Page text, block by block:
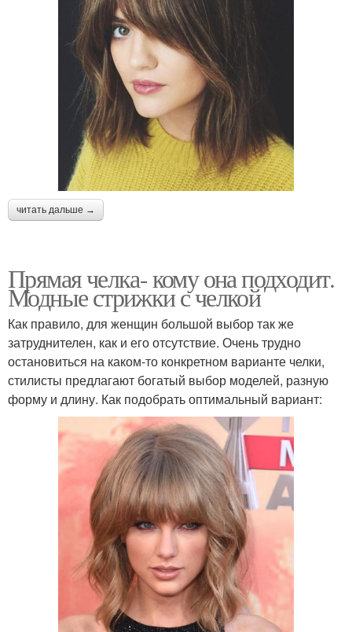
читать дальше →
Прямая челка- кому она подходит.
Модные стрижки с челкой
Как правило, для женщин большой выбор так же
затруднителен, как и его отсутствие. Очень трудно
остановиться на каком-то конкретном варианте челки,
стилисты предлагают богатый выбор моделей, разную
форму и длину. Как подобрать оптимальный вариант: